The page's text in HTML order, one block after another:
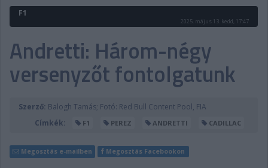
FORMULA
MOTOR
PODCAST
SHOP
TIPPJÁTÉK
DIGITÁLIS MAGAZIN
PONTÁLLÁSOK
F1
2025. május 13. kedd, 17:47
Andretti: Három-négy
versenyzőt fontolgatunk
Szerző: Balogh Tamás; Fotó: Red Bull Content Pool, FIA
Címkék:
F1 PEREZ ANDRETTI CADILLAC
Megosztás e-mailben Megosztás Facebookon